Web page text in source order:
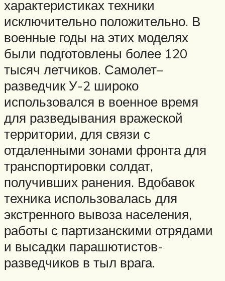
характеристиках техники
исключительно положительно. В
военные годы на этих моделях
были подготовлены более 120
тысяч летчиков. Самолет–
разведчик У-2 широко
использовался в военное время
для разведывания вражеской
территории, для связи с
отдаленными зонами фронта для
транспортировки солдат,
получивших ранения. Вдобавок
техника использовалась для
экстренного вывоза населения,
работы с партизанскими отрядами
и высадки парашютистов-
разведчиков в тыл врага.